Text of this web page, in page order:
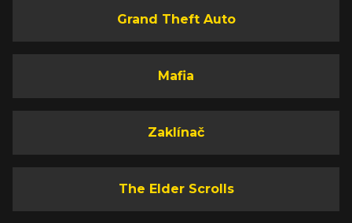
Grand Theft Auto
Mafia
Zaklínač
The Elder Scrolls